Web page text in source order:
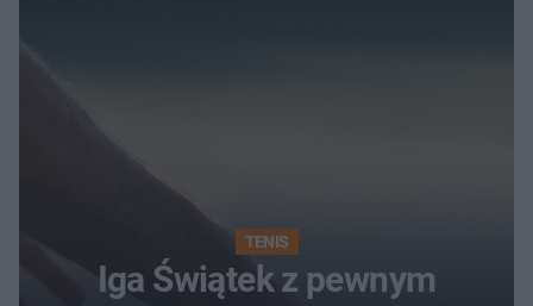
TENIS
Iga Świątek z pewnym